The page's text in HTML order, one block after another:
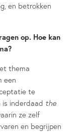
en betrokken
op. Hoe kan
thema
een
te
is inderdaad the
ze zelf
en begrijpen